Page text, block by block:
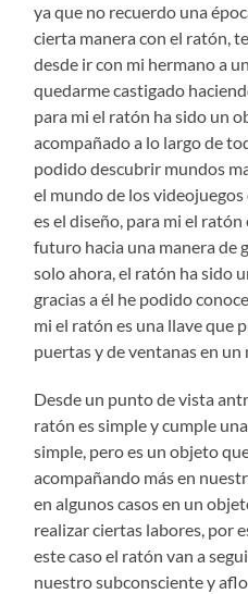
ya que no recuerdo una
cierta manera con el ratón,
desde ir con mi hermano a
quedarme castigado
para mi el ratón ha sido un
acompañado a lo largo de
podido descubrir mundos
el mundo de los
es el diseño, para mi el
futuro hacia una manera de
solo ahora, el ratón ha sido
gracias a él he podido
mi el ratón es una llave que
puertas y de ventanas en
Desde un punto de vista
ratón es simple y cumple
simple, pero es un objeto
acompañando más en
en algunos casos en un
realizar ciertas labores, por
este caso el ratón van a
nuestro subconsciente y